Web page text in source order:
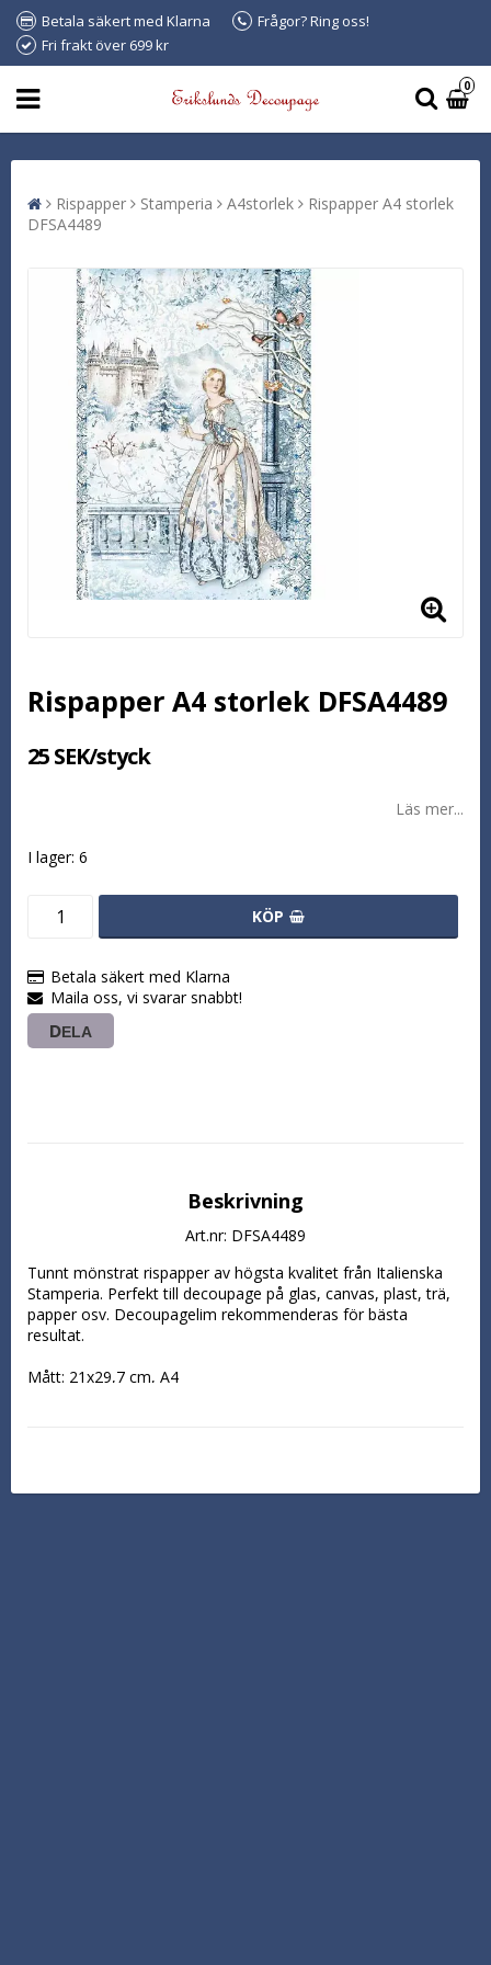
Betala säkert med Klarna
Frågor? Ring oss!
Fri frakt över 699 kr
0
Rispapper Stamperia A4storlek
Rispapper A4 storlek
DFSA4489
Rispapper A4 storlek DFSA4489
25 SEK/styck
Läs mer...
I lager: 6
KÖP
Betala säkert med Klarna
Maila oss, vi svarar snabbt!
DELA
Beskrivning
Art.nr: DFSA4489
Tunnt mönstrat rispapper av högsta kvalitet från Italienska
Stamperia. Perfekt till decoupage på glas, canvas, plast, trä,
papper osv. Decoupagelim rekommenderas för bästa
resultat.
Mått: 21x29,7 cm, A4